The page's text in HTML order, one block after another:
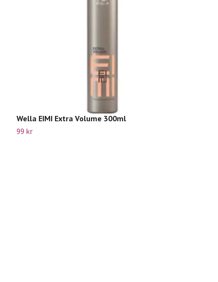
Wella EIMI Extra Volume 300ml
99 kr